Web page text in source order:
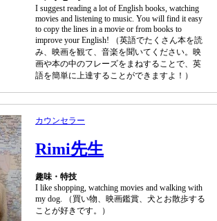
I suggest reading a lot of English books, watching
movies and listening to music. You will find it easy
to copy the lines in a movie or from books to
improve your English! （英語でたくさん本を読
み、映画を観て、音楽を聞いてください。映
画や本の中のフレーズをまねすることで、英
語を簡単に上達することができますよ！）
カウンセラー
Rimi先生
趣味・特技
I like shopping, watching movies and walking with
my dog. （買い物、映画鑑賞、犬とお散歩する
ことが好きです。）